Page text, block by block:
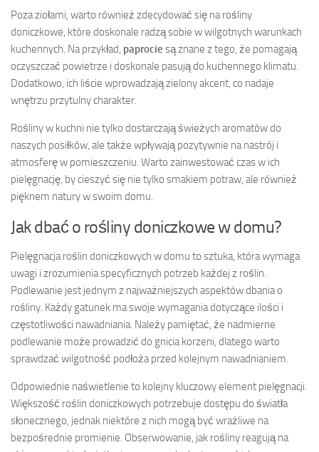
Poza ziołami, warto również zdecydować się na rośliny
doniczkowe, które doskonale radzą sobie w wilgotnych warunkach
kuchennych. Na przykład, paprocie są znane z tego, że pomagają
oczyszczać powietrze i doskonale pasują do kuchennego klimatu.
Dodatkowo, ich liście wprowadzają zielony akcent, co nadaje
wnętrzu przytulny charakter.
Rośliny w kuchni nie tylko dostarczają świeżych aromatów do
naszych posiłków, ale także wpływają pozytywnie na nastrój i
atmosferę w pomieszczeniu. Warto zainwestować czas w ich
pielęgnację, by cieszyć się nie tylko smakiem potraw, ale również
pięknem natury w swoim domu.
Jak dbać o rośliny doniczkowe w domu?
Pielęgnacja roślin doniczkowych w domu to sztuka, która wymaga
uwagi i zrozumienia specyficznych potrzeb każdej z roślin.
Podlewanie jest jednym z najważniejszych aspektów dbania o
rośliny. Każdy gatunek ma swoje wymagania dotyczące ilości i
częstotliwości nawadniania. Należy pamiętać, że nadmierne
podlewanie może prowadzić do gnicia korzeni, dlatego warto
sprawdzać wilgotność podłoża przed kolejnym nawadnianiem.
Odpowiednie naświetlenie to kolejny kluczowy element pielęgnacji.
Większość roślin doniczkowych potrzebuje dostępu do światła
słonecznego, jednak niektóre z nich mogą być wrażliwe na
bezpośrednie promienie. Obserwowanie, jak rośliny reagują na